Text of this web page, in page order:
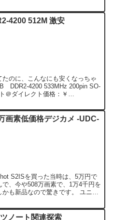
4200 512M 激安
のに、こんなにも安くなっちゃ
DDR2-4200 533MHz 200pin SO-
＠ダイレクト価格：￥
画素低価格デジカメ -UDC-
S2ISを買った当時は、5万円で
、今や508万画素で、1万4千円を
も新品なので驚きです。 ユニデ
ノート関連探索